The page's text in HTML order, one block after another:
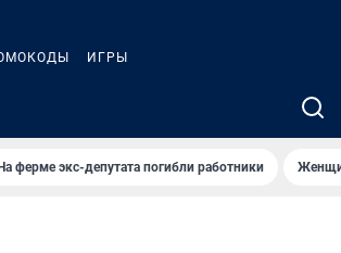
ИГРЫ
ферме экс-депутата погибли работники